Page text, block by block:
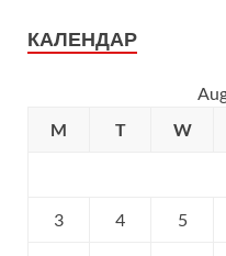
КАЛЕНДАР
M
T W
3 4 5